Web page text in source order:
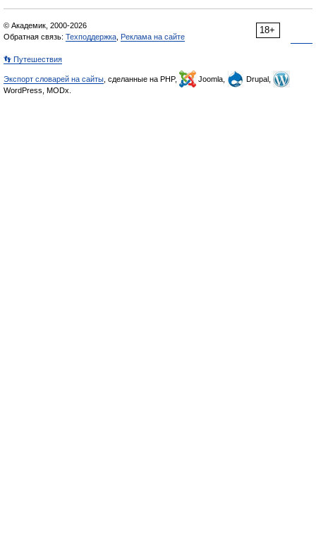
18+
© Академик, 2000-2026
Обратная связь: Техподдержка Реклама на сайте
👣 Путешествия
Экспорт словарей на сайты , сделанные на PHP, Joomla,
Drupal,
WordPress, MODx.